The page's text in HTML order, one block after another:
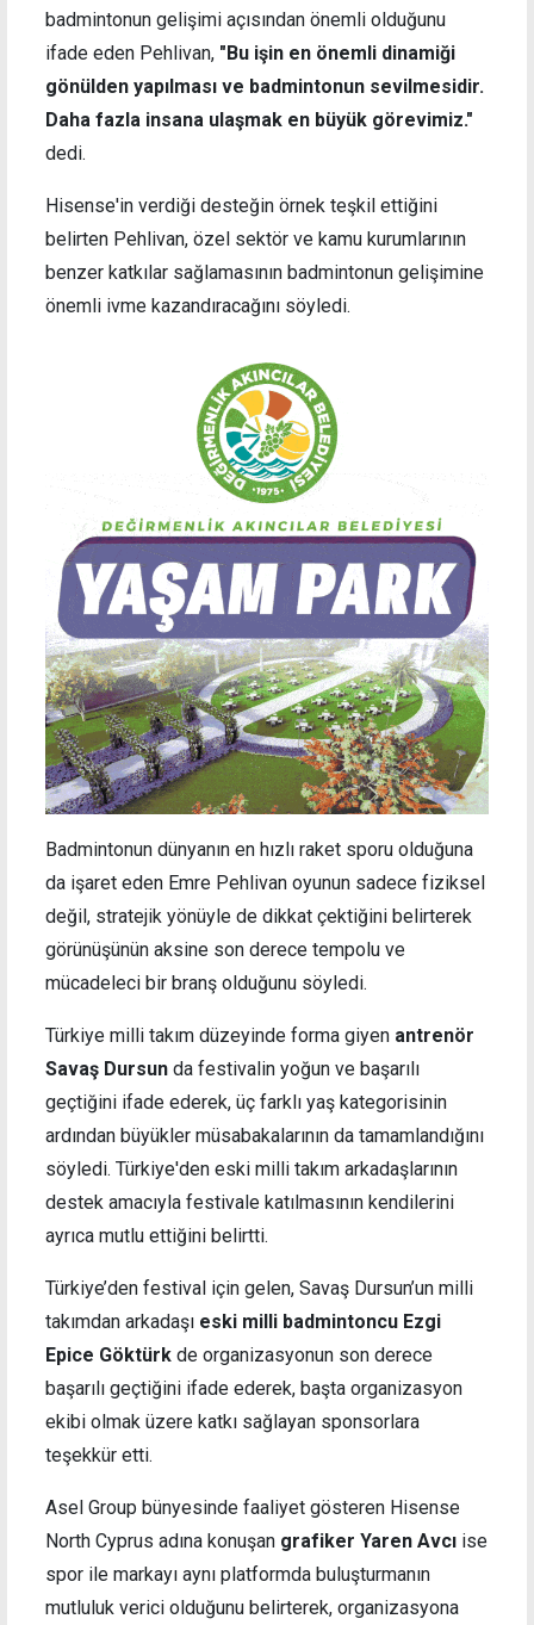
badmintonun gelişimi açısından önemli olduğunu
ifade eden Pehlivan, "Bu işin en önemli dinamiği
gönülden yapılması ve badmintonun sevilmesidir.
Daha fazla insana ulaşmak en büyük görevimiz."
dedi.
Hisense'in verdiği desteğin örnek teşkil ettiğini
belirten Pehlivan, özel sektör ve kamu kurumlarının
benzer katkılar sağlamasının badmintonun gelişimine
önemli ivme kazandıracağını söyledi.
Badmintonun dünyanın en hızlı raket sporu olduğuna
da işaret eden Emre Pehlivan oyunun sadece fiziksel
değil, stratejik yönüyle de dikkat çektiğini belirterek
görünüşünün aksine son derece tempolu ve
mücadeleci bir branş olduğunu söyledi.
Türkiye milli takım düzeyinde forma giyen antrenör
Savaş Dursun da festivalin yoğun ve başarılı
geçtiğini ifade ederek, üç farklı yaş kategorisinin
ardından büyükler müsabakalarının da tamamlandığını
söyledi. Türkiye'den eski milli takım arkadaşlarının
destek amacıyla festivale katılmasının kendilerini
ayrıca mutlu ettiğini belirtti.
Türkiye’den festival için gelen, Savaş Dursun’un milli
takımdan arkadaşı eski milli badmintoncu Ezgi
Epice Göktürk de organizasyonun son derece
başarılı geçtiğini ifade ederek, başta organizasyon
ekibi olmak üzere katkı sağlayan sponsorlara
teşekkür etti.
Asel Group bünyesinde faaliyet gösteren Hisense
North Cyprus adına konuşan grafiker Yaren Avcı ise
spor ile markayı aynı platformda buluşturmanın
mutluluk verici olduğunu belirterek, organizasyona